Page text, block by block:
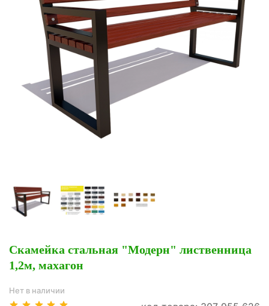
Скамейка стальная "Модерн" лиственница
1,2м, махагон
Нет в наличии